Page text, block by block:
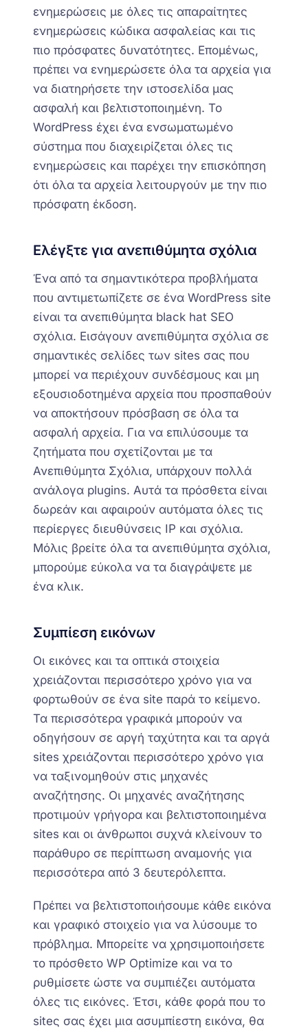
ενημερώσεις με όλες τις απαραίτητες
ενημερώσεις κώδικα ασφαλείας και τις
πιο πρόσφατες δυνατότητες. Επομένως,
πρέπει να ενημερώσετε όλα τα αρχεία για
να διατηρήσετε την ιστοσελίδα μας
ασφαλή και βελτιστοποιημένη. Το
WordPress έχει ένα ενσωματωμένο
σύστημα που διαχειρίζεται όλες τις
ενημερώσεις και παρέχει την επισκόπηση
ότι όλα τα αρχεία λειτουργούν με την πιο
πρόσφατη έκδοση.
Ελέγξτε για ανεπιθύμητα σχόλια
Ένα από τα σημαντικότερα προβλήματα
που αντιμετωπίζετε σε ένα WordPress site
είναι τα ανεπιθύμητα black hat SEO
σχόλια. Εισάγουν ανεπιθύμητα σχόλια σε
σημαντικές σελίδες των sites σας που
μπορεί να περιέχουν συνδέσμους και μη
εξουσιοδοτημένα αρχεία που προσπαθούν
να αποκτήσουν πρόσβαση σε όλα τα
ασφαλή αρχεία. Για να επιλύσουμε τα
ζητήματα που σχετίζονται με τα
Ανεπιθύμητα Σχόλια, υπάρχουν πολλά
ανάλογα plugins. Αυτά τα πρόσθετα είναι
δωρεάν και αφαιρούν αυτόματα όλες τις
περίεργες διευθύνσεις IP και σχόλια.
Μόλις βρείτε όλα τα ανεπιθύμητα σχόλια,
μπορούμε εύκολα να τα διαγράψετε με
ένα κλικ.
Συμπίεση εικόνων
Οι εικόνες και τα οπτικά στοιχεία
χρειάζονται περισσότερο χρόνο για να
φορτωθούν σε ένα site παρά το κείμενο.
Τα περισσότερα γραφικά μπορούν να
οδηγήσουν σε αργή ταχύτητα και τα αργά
sites χρειάζονται περισσότερο χρόνο για
να ταξινομηθούν στις μηχανές
αναζήτησης. Οι μηχανές αναζήτησης
προτιμούν γρήγορα και βελτιστοποιημένα
sites και οι άνθρωποι συχνά κλείνουν το
παράθυρο σε περίπτωση αναμονής για
περισσότερα από 3 δευτερόλεπτα.
Πρέπει να βελτιστοποιήσουμε κάθε εικόνα
και γραφικό στοιχείο για να λύσουμε το
πρόβλημα. Μπορείτε να χρησιμοποιήσετε
το πρόσθετο WP Optimize και να το
ρυθμίσετε ώστε να συμπιέζει αυτόματα
όλες τις εικόνες. Έτσι, κάθε φορά που το
siteς σας έχει μια ασυμπίεστη εικόνα, θα